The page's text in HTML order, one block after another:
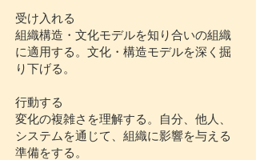
受け入れる
組織構造・文化モデルを知り合いの組織
に適用する。文化・構造モデルを深く掘
り下げる。
行動する
変化の複雑さを理解する。自分、他人、
システムを通じて、組織に影響を与える
準備をする。